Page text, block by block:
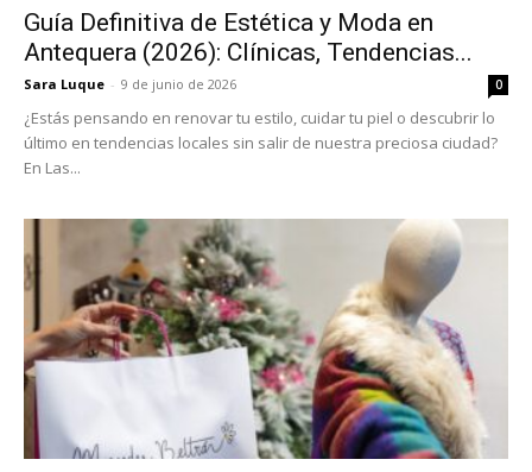
Guía Definitiva de Estética y Moda en
Antequera (2026): Clínicas, Tendencias...
Sara Luque - 9 de junio de 2026 0
¿Estás pensando en renovar tu estilo, cuidar tu piel o descubrir lo
último en tendencias locales sin salir de nuestra preciosa ciudad?
En Las...